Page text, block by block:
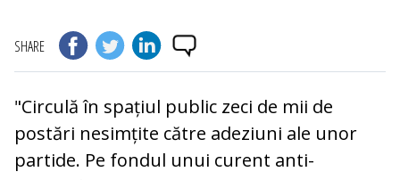
SHARE
"Circulă în spațiul public zeci de mii de
postări nesimțite către adeziuni ale unor
partide. Pe fondul unui curent anti-